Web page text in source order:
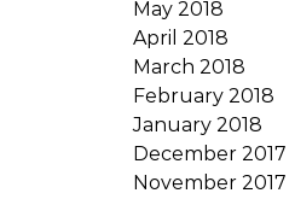
May 2018
April 2018
March 2018
February 2018
January 2018
December 2017
November 2017